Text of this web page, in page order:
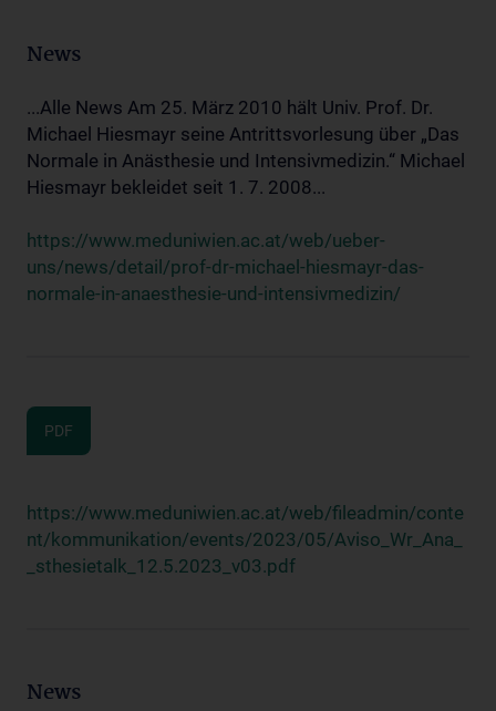
News
...Alle News Am 25. März 2010 hält Univ. Prof. Dr.
Michael Hiesmayr seine Antrittsvorlesung über „Das
Normale in Anästhesie und Intensivmedizin.“ Michael
Hiesmayr bekleidet seit 1. 7. 2008...
https://www.meduniwien.ac.at/web/ueber-
uns/news/detail/prof-dr-michael-hiesmayr-das-
normale-in-anaesthesie-und-intensivmedizin/
PDF
https://www.meduniwien.ac.at/web/fileadmin/conte
nt/kommunikation/events/2023/05/Aviso_Wr_Ana_
_sthesietalk_12.5.2023_v03.pdf
News